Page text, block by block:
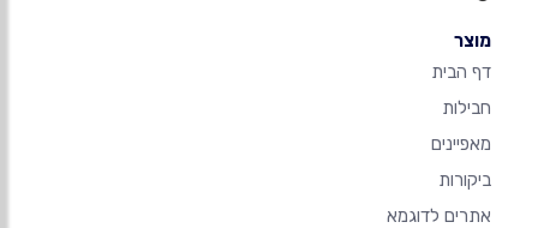
מוצר
דף הבית
חבילות
מאפיינים
ביקורות
אתרים לדוגמא